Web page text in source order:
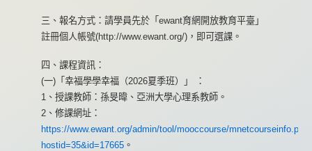
三、報名方式：請學員先於「ewant育網開放教育平臺」
註冊個人帳號(http://www.ewant.org/)，即可選課。
四、課程資訊：
(一)「幸福學學幸福（2026夏季班）」 ：
1、授課教師：孫旻暐、亞洲大學心理系教師。
2、修課網址：
https://www.ewant.org/admin/tool/mooccourse/
hostid=35&id=17665 。